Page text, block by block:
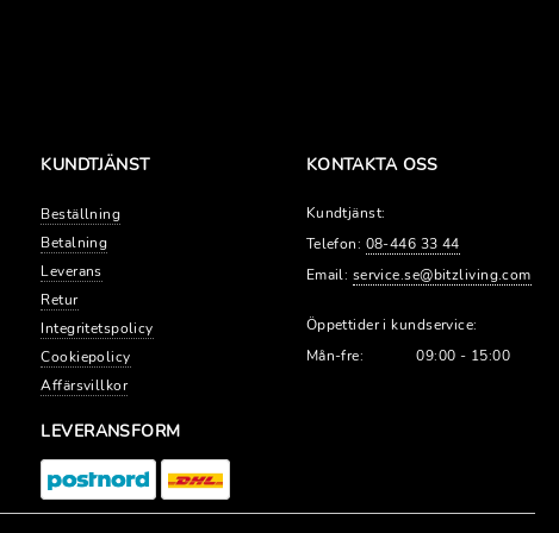
KUNDTJÄNST
Beställning
Betalning
Leverans
Retur
Integritetspolicy
Cookiepolicy
Affärsvillkor
KONTAKTA OSS
Kundtjänst:
Telefon: 08-446 33 44
Email: service.se@bitzliving.com
Öppettider i kundservice:
Mån-fre:
09:00 - 15:00
LEVERANSFORM